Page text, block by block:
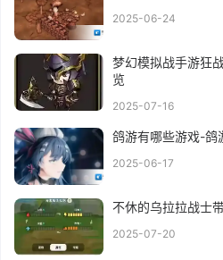
2025-06-24
梦幻模拟战手游狂
览
2025-07-16
鸽游有哪些游戏-鸽
2025-06-17
不休的乌拉拉战士
2025-07-20